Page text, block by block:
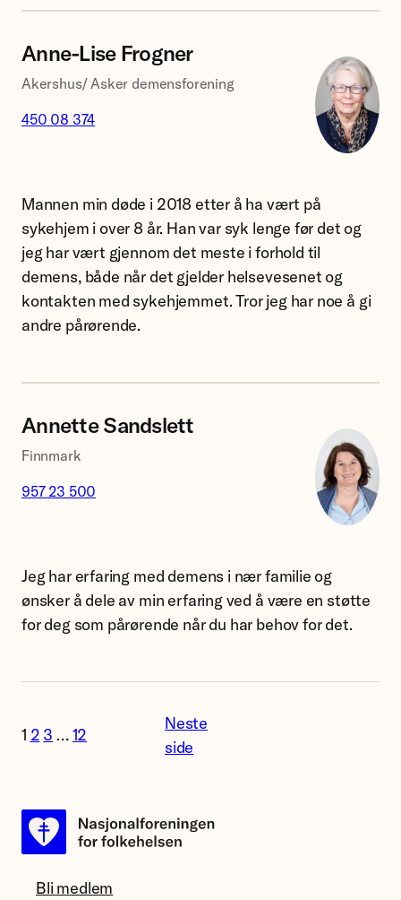
for
folkehelsen
Anne-Lise Frogner
Akershus/ Asker demensforening
450 08 374
Mannen min døde i 2018 etter å ha vært på
sykehjem i over 8 år. Han var syk lenge før det og
jeg har vært gjennom det meste i forhold til
demens, både når det gjelder helsevesenet og
kontakten med sykehjemmet. Tror jeg har noe å gi
andre pårørende.
Annette Sandslett
Finnmark
957 23 500
Jeg har erfaring med demens i nær familie og
ønsker å dele av min erfaring ved å være en støtte
for deg som pårørende når du har behov for det.
1 2 3 …12
Neste
side
Bli medlem